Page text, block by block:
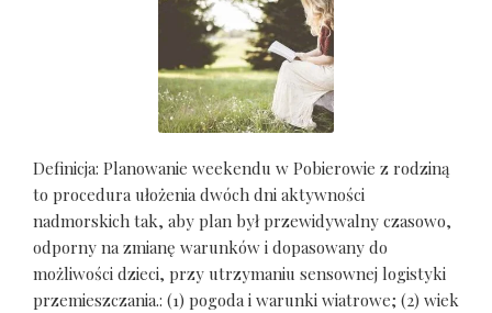
Definicja: Planowanie weekendu w Pobierowie z rodziną
to procedura ułożenia dwóch dni aktywności
nadmorskich tak, aby plan był przewidywalny czasowo,
odporny na zmianę warunków i dopasowany do
możliwości dzieci, przy utrzymaniu sensownej logistyki
przemieszczania.: (1) pogoda i warunki wiatrowe; (2) wiek